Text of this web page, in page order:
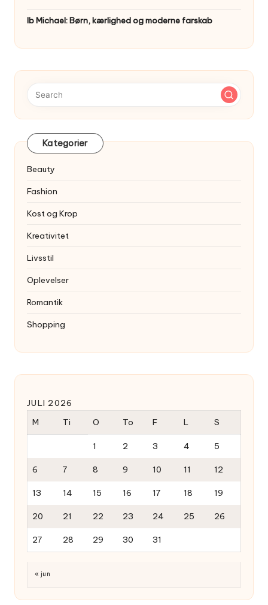
Ib Michael: Børn, kærlighed og moderne farskab
Kategorier
Beauty
Fashion
Kost og Krop
Kreativitet
Livsstil
Oplevelser
Romantik
Shopping
JULI 2026
M
Ti O To F L S
1 2 3 4 5
6 7 8 9 10 11 12
13 14 15 16 17 18 19
20 21 22 23 24 25 26
27 28 29 30 31
« jun